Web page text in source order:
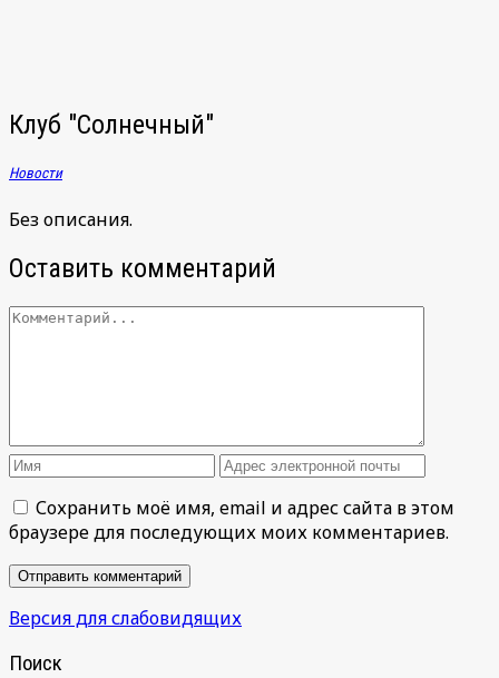
Клуб "Солнечный"
Новости
Без описания.
Оставить комментарий
Сохранить моё имя, email и адрес сайта в этом
браузере для последующих моих комментариев.
Версия для слабовидящих
Поиск